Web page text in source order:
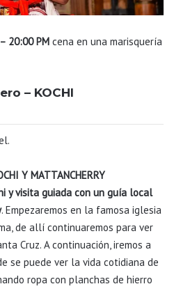
20:00 PM cena en una marisquería
– KOCHI
Y MATTANCHERRY
y visita guiada con un guía local
. Empezaremos en la famosa iglesia
de allí continuaremos para ver
Cruz. A continuación, iremos a
se puede ver la vida cotidiana de
ropa con planchas de hierro